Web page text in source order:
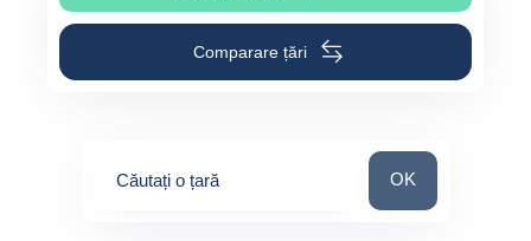
Comparare țări
Căutați o țară Căutați o țară
OK